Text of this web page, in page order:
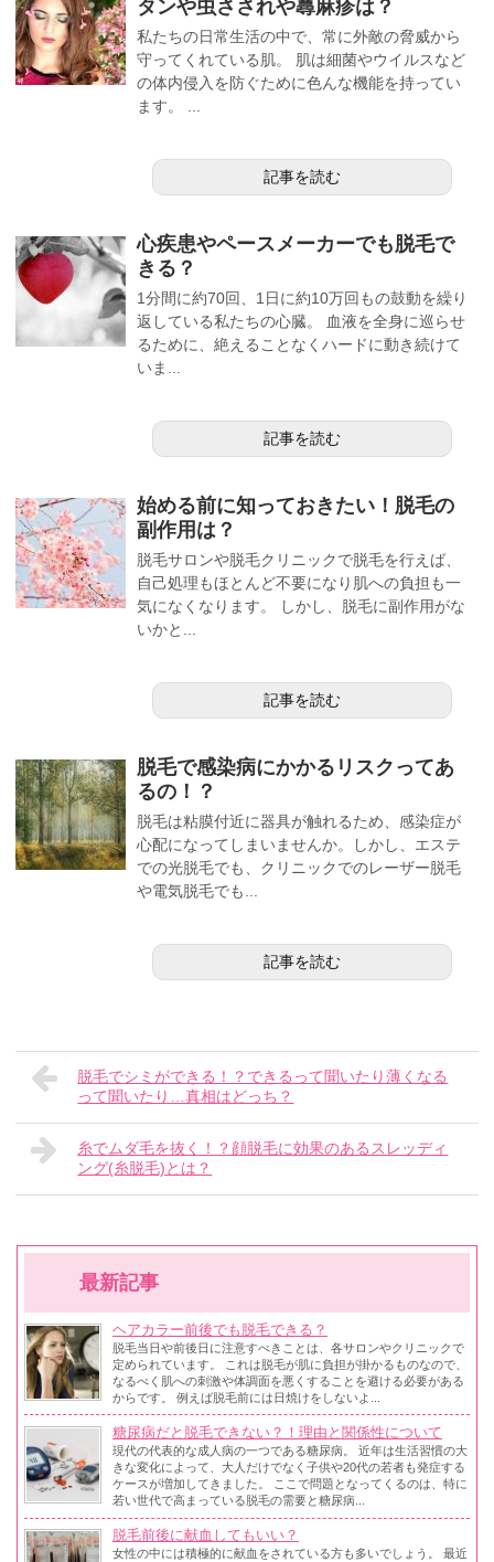
タンや虫さされや蕁麻疹は？
私たちの日常生活の中で、常に外敵の脅威から
守ってくれている肌。 肌は細菌やウイルスなど
の体内侵入を防ぐために色んな機能を持ってい
ます。 ...
記事を読む
心疾患やペースメーカーでも脱毛で
きる？
1分間に約70回、1日に約10万回もの鼓動を繰り
返している私たちの心臓。 血液を全身に巡らせ
るために、絶えることなくハードに動き続けて
いま...
記事を読む
始める前に知っておきたい！脱毛の
副作用は？
脱毛サロンや脱毛クリニックで脱毛を行えば、
自己処理もほとんど不要になり肌への負担も一
気になくなります。 しかし、脱毛に副作用がな
いかと...
記事を読む
脱毛で感染病にかかるリスクってあ
るの！？
脱毛は粘膜付近に器具が触れるため、感染症が
心配になってしまいませんか。しかし、エステ
での光脱毛でも、クリニックでのレーザー脱毛
や電気脱毛でも...
記事を読む
脱毛でシミができる！？できるって聞いたり薄くなる
って聞いたり…真相はどっち？
糸でムダ毛を抜く！？顔脱毛に効果のあるスレッディ
ング(糸脱毛)とは？
最新記事
ヘアカラー前後でも脱毛できる？
脱毛当日や前後日に注意すべきことは、各サロンやクリニックで
定められています。 これは脱毛が肌に負担が掛かるものなので、
なるべく肌への刺激や体調面を悪くすることを避ける必要がある
からです。 例えば脱毛前には日焼けをしないよ...
糖尿病だと脱毛できない？！理由と関係性について
現代の代表的な成人病の一つである糖尿病。 近年は生活習慣の大
きな変化によって、大人だけでなく子供や20代の若者も発症する
ケースが増加してきました。 ここで問題となってくるのは、特に
若い世代で高まっている脱毛の需要と糖尿病...
脱毛前後に献血してもいい？
女性の中には積極的に献血をされている方も多いでしょう。 最近